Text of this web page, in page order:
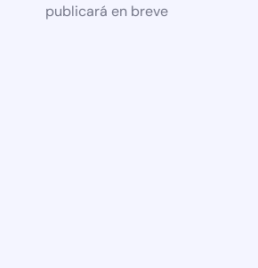
publicará en breve